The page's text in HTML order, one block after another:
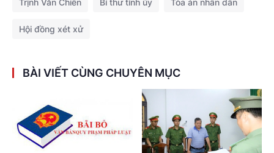
Trịnh Văn Chiến Bí thư tỉnh ủy Tòa án nhân dân
Hội đồng xét xử
BÀI VIẾT CÙNG CHUYÊN MỤC